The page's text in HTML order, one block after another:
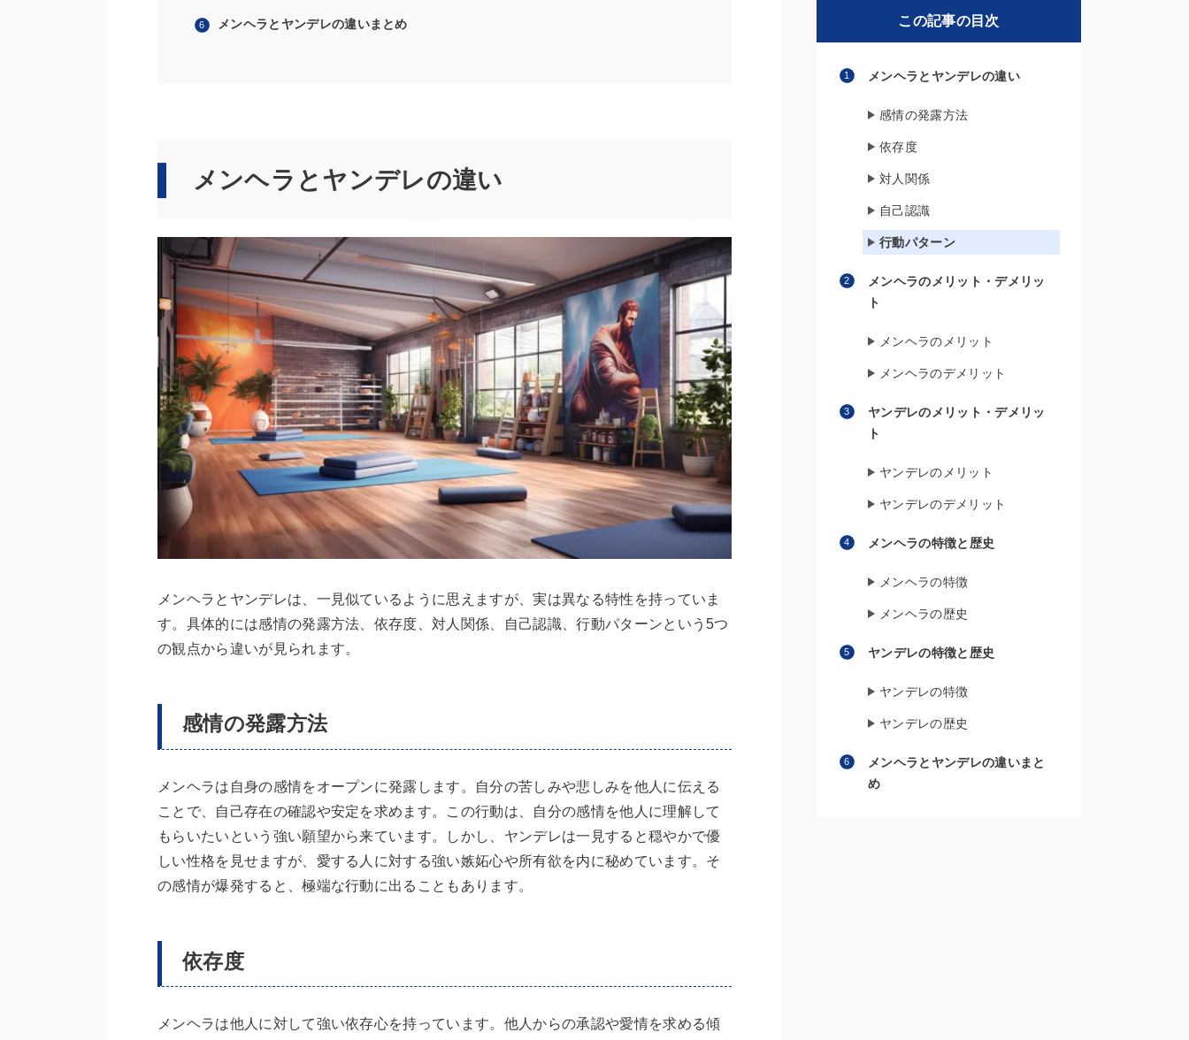
メンヘラとヤンデレの違いまとめ
メンヘラとヤンデレの違い
メンヘラとヤンデレは、一見似ているように思えますが、実は異なる特性を持っていま
す。具体的には感情の発露方法、依存度、対人関係、自己認識、行動パターンという5つ
の観点から違いが見られます。
感情の発露方法
メンヘラは自身の感情をオープンに発露します。自分の苦しみや悲しみを他人に伝える
ことで、自己存在の確認や安定を求めます。この行動は、自分の感情を他人に理解して
もらいたいという強い願望から来ています。しかし、ヤンデレは一見すると穏やかで優
しい性格を見せますが、愛する人に対する強い嫉妬心や所有欲を内に秘めています。そ
の感情が爆発すると、極端な行動に出ることもあります。
依存度
メンヘラは他人に対して強い依存心を持っています。他人からの承認や愛情を求める傾
この記事の目次
メンヘラとヤンデレの違い
感情の発露方法
依存度
対人関係
自己認識
行動パターン
メンヘラのメリット・デメリッ
ト
メンヘラのメリット
メンヘラのデメリット
ヤンデレのメリット・デメリッ
ト
ヤンデレのメリット
ヤンデレのデメリット
メンヘラの特徴と歴史
メンヘラの特徴
メンヘラの歴史
ヤンデレの特徴と歴史
ヤンデレの特徴
ヤンデレの歴史
メンヘラとヤンデレの違いまと
め